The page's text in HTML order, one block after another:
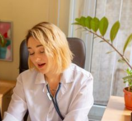
Découvrir
l'UNSA